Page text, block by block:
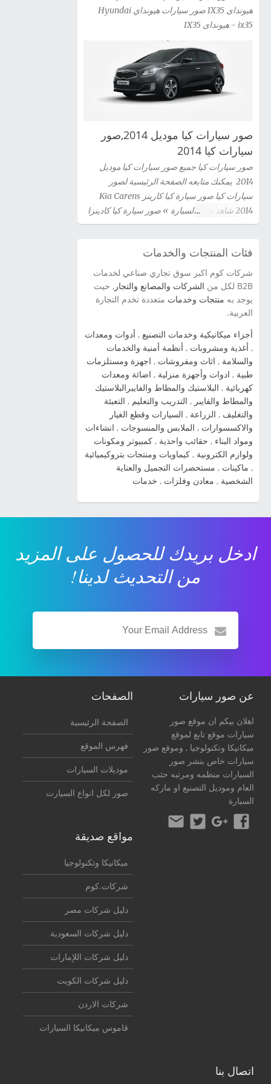
هيونداى IX35 صور سيارات هيونداي Hyundai
ix35 - هيونداى IX35
صور سيارات كيا موديل 2014,صور
سيارات كيا 2014
صور سيارات كيا جميع صور سيارات كيا موديل
2014 يمكنك متابعه الصفحة الرئيسية لصور
سيارات كيا صور سيارة كيا كارينز Kia Carens
2014 شاهد صور السيارة » صور سيارة كيا كادينزا
Kia Cadenza 2014 شاهد صور السيارة » صور
شاهد صور السيارة » صور سيارة كيا اوبتيما Kia
Optima 2014 شاهد صور السيارة » سيارة كيا
سورينتو Kia Sorento 2014 شاهد صور السيارة »
cerato شاهد صور السيارة » صور سياراة سبورتاج
2014 شاهد صور السيارة » صور سيارات كيا اوبتيما
2014 شاهد صور السيارة » صور سيارات كيا سول
2014 شاهد صور السيارة » صور سيارات كيا بيكانتو
2014 شاهد صور السيارة » صور سيارات كيا
سيراتو 2014 شاهد صور السيارة » صورة سيارة
كيا ريو 2014 شاهد صور السيارة » صور سيارة كيا
kia cadenza 2014 شاهد صور السيارة » ...
فئات المنتجات والخدمات
شركات كوم اكبر سوق تجاري صناعي لخدمات
B2B لكل من
الشركات والمصانع والتجار , حيث
يوجد به منتجات وخدمات متعددة تخدم التجارة
العربية.
أجزاء ميكانيكية وخدمات التصنيع , أدوات ومعدات
, أغذية ومشروبات , أنظمة أمنية والخدمات
والسلامة , اثاث ومفروشات , اجهزة ومستلزمات
طبية , ادوات وأجهزة منزلية , اضائة ومعدات
كهربائية , البلاستيك والمطاط والفايبرالبلاستيك
والمطاط والفايبر , التدريب والتعليم , التعبئة
والتغليف , الزراعة , السيارات وقطع الغيار
والاكسسوارات , الملابس والمنسوجات , انشاءات
ومواد البناء , حقائب واحذية , كمبيوتر ومكونات
ولوازم الكترونية , كيماويات ومنتجات بتروكيميائية
, ماكينات , مستحضرات التجميل والعناية
الشخصية , معادن وفلزات , خدمات
ادخل بريدك للحصول على المزيد
من التحديث لدينا!
عن صور سيارات
اهلان بيكم ان موقع صور
سيارات موقع تابع لموقع
ميكانيكا وتكنولوجيا , وموقع صور
سيارات خاص بنشر صور
السيارات منظمه ومرتبه حثب
العام وموديل التصنيع او ماركه
السيارة
الصفحات
الصفحة الرئيسية
فهرس الموقع
موديلات السيارات
صور لكل انواع السيارت
مواقع صديقة
ميكانيكا وتكنولوجيا
شركات.كوم
دليل شركات مصر
دليل شركات السعودية
دليل شركات اللإمارات
دليل شركات الكويت
شركات الاردن
قاموس ميكانيكا السيارات
اتصال بنا